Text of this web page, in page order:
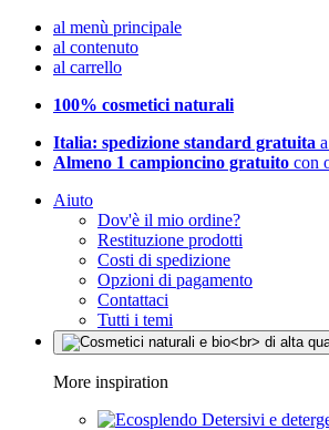
al menù principale
al contenuto
al carrello
100% cosmetici naturali
Italia: spedizione standard gratuita
Almeno 1 campioncino gratuito con
Aiuto
Dov'è il mio ordine?
Restituzione prodotti
Costi di spedizione
Opzioni di pagamento
Contattaci
Tutti i temi
More inspiration
Detersivi e